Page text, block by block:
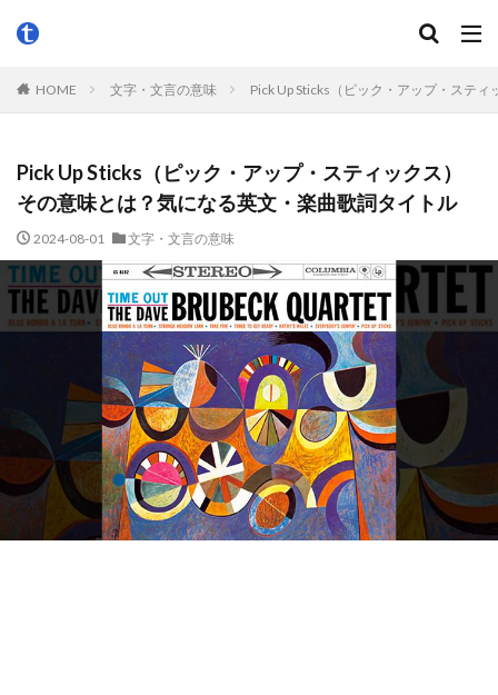
HOME 文字・文言の意味 Pick Up Sticks（ピック・アップ・ステ
Pick Up Sticks（ピック・アップ・スティックス）
その意味とは？気になる英文・楽曲歌詞タイトル
2024-08-01 文字・文言の意味